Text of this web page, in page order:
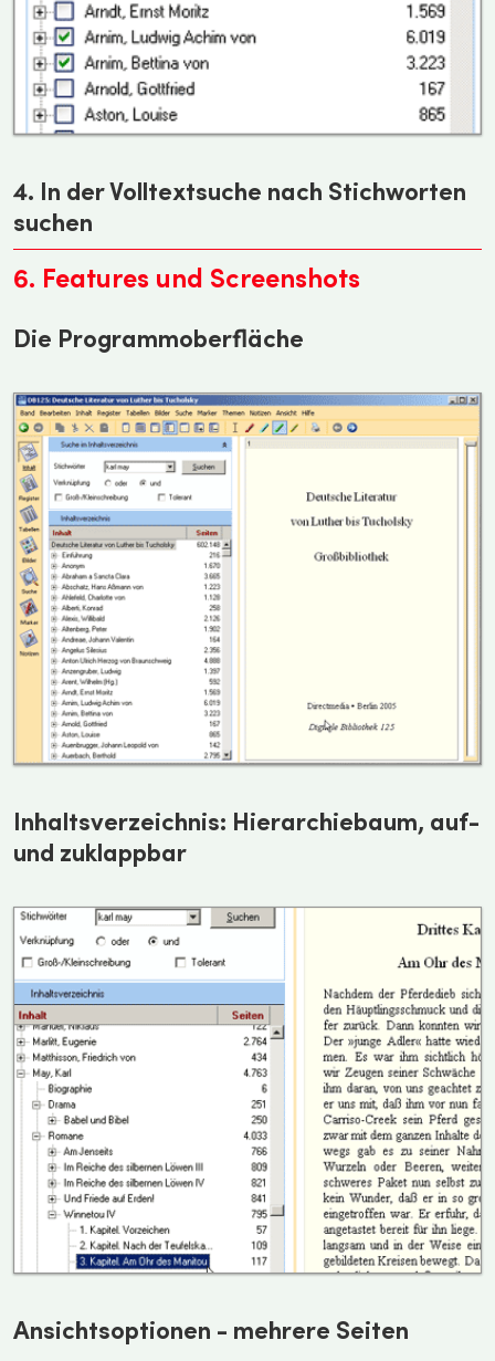
4. In der Volltextsuche nach Stichworten
suchen
6. Features und Screenshots
Die Programmoberfläche
Inhaltsverzeichnis: Hierarchiebaum, auf-
und zuklappbar
Ansichtsoptionen - mehrere Seiten